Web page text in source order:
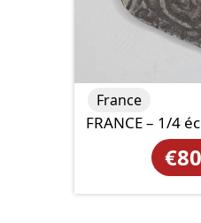
FRANCE – 1/4
€
France